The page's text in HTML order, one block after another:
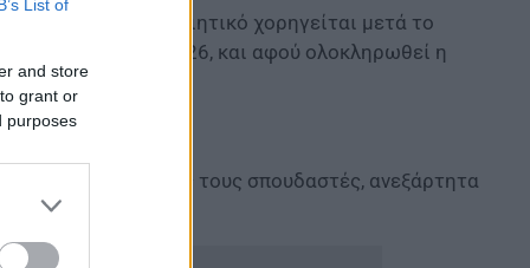
List of
and store
grant or
purposes
το πιστοποιητικό χορηγείται μετά το
τις 5 Ιουνίου 2026, και αφού ολοκληρωθεί η
και κοινό για όλους τους σπουδαστές, ανεξάρτητα